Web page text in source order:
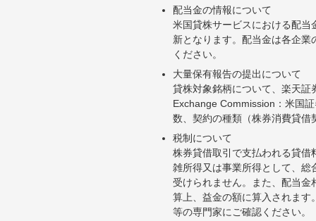
配当金の情報について
米国貸株サービスにおける配当
新となります。配当金は各企
ください。
大量保有報告の提出について
貸株対象銘柄について、楽天
Exchange Commission：米国
数、契約の種類（株券消費貸
税制について
株券貸借取引で支払われる貸
雑所得又は事業所得として、
受けられません。また、配当
算上、益金の額に算入されま
等の専門家にご確認ください。